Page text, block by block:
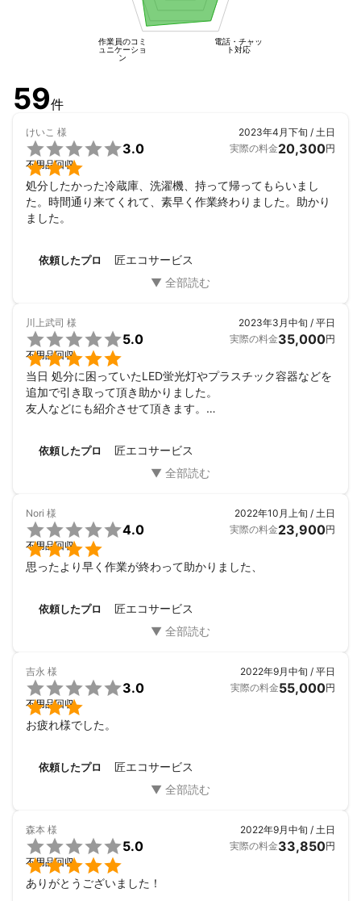
電話・チャッ
ト対応
作業員のコミ
ュニケーショ
ン
59件
けいこ 様


3.0
不用品回収
2023年4月下旬 / 土日
実際の料金20,300円
処分したかった冷蔵庫、洗濯機、持って帰ってもらいまし
た。時間通り来てくれて、素早く作業終わりました。助かり
ました。
依頼したプロ 匠エコサービス
川上武司 様


5.0
不用品回収
2023年3月中旬 / 平日
実際の料金35,000円
当日 処分に困っていたLED蛍光灯やプラスチック容器などを
追加で引き取って頂き助かりました。
友人などにも紹介させて頂きます。
依頼したプロ 匠エコサービス
Nori 様


4.0
不用品回収
2022年10月上旬 / 土日
実際の料金23,900円
思ったより早く作業が終わって助かりました、
依頼したプロ 匠エコサービス
吉永 様


3.0
不用品回収
2022年9月中旬 / 平日
実際の料金55,000円
お疲れ様でした。
依頼したプロ 匠エコサービス
森本 様


5.0
不用品回収
2022年9月中旬 / 土日
実際の料金33,850円
ありがとうございました！